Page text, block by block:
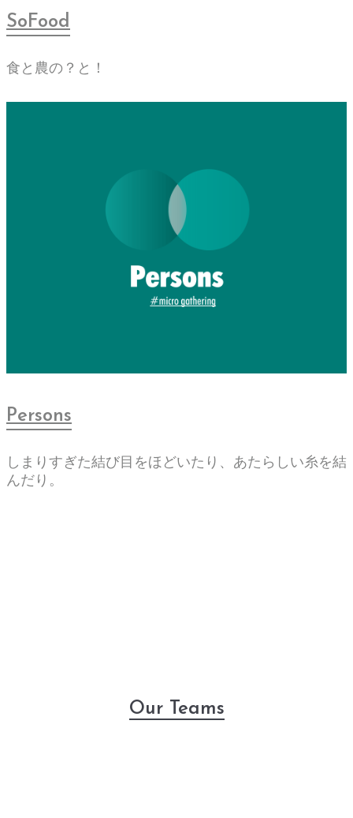
SoFood
食と農の？と！
Persons
しまりすぎた結び目をほどいたり、あたらしい糸を結
んだり。
Our Teams